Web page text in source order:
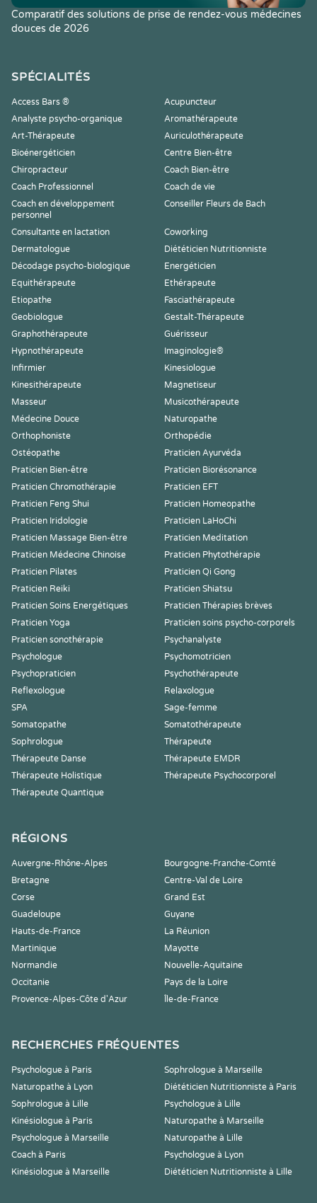
Comparatif des solutions de prise de rendez-vous médecines
douces de 2026
SPÉCIALITÉS
Access Bars ®
Acupuncteur
Analyste psycho-organique
Aromathérapeute
Art-Thérapeute
Auriculothérapeute
Bioénergéticien
Centre Bien-être
Chiropracteur
Coach Bien-être
Coach Professionnel
Coach de vie
Coach en développement
personnel
Conseiller Fleurs de Bach
Consultante en lactation
Coworking
Dermatologue
Diététicien Nutritionniste
Décodage psycho-biologique
Energéticien
Equithérapeute
Ethérapeute
Etiopathe
Fasciathérapeute
Geobiologue
Gestalt-Thérapeute
Graphothérapeute
Guérisseur
Hypnothérapeute
Imaginologie®
Infirmier
Kinesiologue
Kinesithérapeute
Magnetiseur
Masseur
Musicothérapeute
Médecine Douce
Naturopathe
Orthophoniste
Orthopédie
Ostéopathe
Praticien Ayurvéda
Praticien Bien-être
Praticien Biorésonance
Praticien Chromothérapie
Praticien EFT
Praticien Feng Shui
Praticien Homeopathe
Praticien Iridologie
Praticien LaHoChi
Praticien Massage Bien-être
Praticien Meditation
Praticien Médecine Chinoise
Praticien Phytothérapie
Praticien Pilates
Praticien Qi Gong
Praticien Reiki
Praticien Shiatsu
Praticien Soins Energétiques
Praticien Thérapies brèves
Praticien Yoga
Praticien soins psycho-corporels
Praticien sonothérapie
Psychanalyste
Psychologue
Psychomotricien
Psychopraticien
Psychothérapeute
Reflexologue
Relaxologue
SPA
Sage-femme
Somatopathe
Somatothérapeute
Sophrologue
Thérapeute
Thérapeute Danse
Thérapeute EMDR
Thérapeute Holistique
Thérapeute Psychocorporel
Thérapeute Quantique
RÉGIONS
Auvergne-Rhône-Alpes
Bourgogne-Franche-Comté
Bretagne
Centre-Val de Loire
Corse
Grand Est
Guadeloupe
Guyane
Hauts-de-France
La Réunion
Martinique
Mayotte
Normandie
Nouvelle-Aquitaine
Occitanie
Pays de la Loire
Provence-Alpes-Côte d'Azur
Île-de-France
RECHERCHES FRÉQUENTES
Psychologue à Paris
Sophrologue à Marseille
Naturopathe à Lyon
Diététicien Nutritionniste à Paris
Sophrologue à Lille
Psychologue à Lille
Kinésiologue à Paris
Naturopathe à Marseille
Psychologue à Marseille
Naturopathe à Lille
Coach à Paris
Psychologue à Lyon
Kinésiologue à Marseille
Diététicien Nutritionniste à Lille